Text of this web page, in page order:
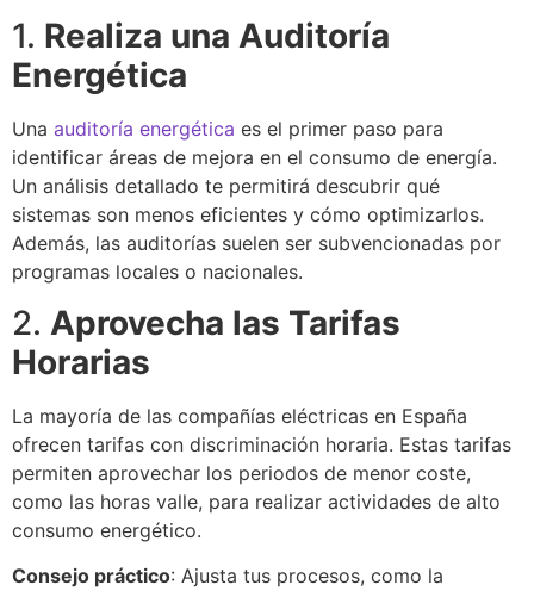
1. Realiza una Auditoría
Energética
Una auditoría energética es el primer paso para
identificar áreas de mejora en el consumo de energía.
Un análisis detallado te permitirá descubrir qué
sistemas son menos eficientes y cómo optimizarlos.
Además, las auditorías suelen ser subvencionadas por
programas locales o nacionales.
2. Aprovecha las Tarifas
Horarias
La mayoría de las compañías eléctricas en España
ofrecen tarifas con discriminación horaria. Estas tarifas
permiten aprovechar los periodos de menor coste,
como las horas valle, para realizar actividades de alto
consumo energético.
Consejo práctico: Ajusta tus procesos, como la